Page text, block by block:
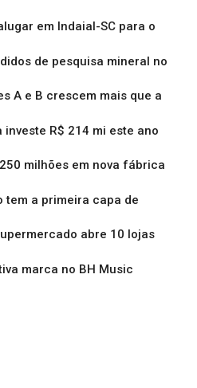
em Indaial-SC para o
de pesquisa mineral no
A e B crescem mais que a
investe R$ 214 mi este ano
milhões em nova fábrica
tem a primeira capa de
abre 10 lojas
marca no BH Music